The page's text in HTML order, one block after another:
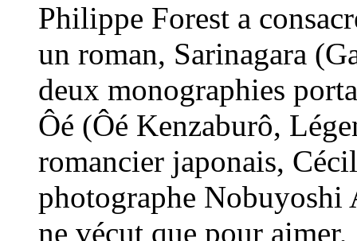
Philippe Forest a
un roman, Sarinagara
deux monographies
Ôé (Ôé Kenzaburô,
romancier japonais,
photographe
ne vécut que pour